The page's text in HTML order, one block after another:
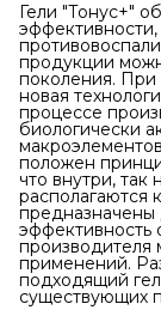
Гели "Тонус+"
продукции
поколения. При
новая
процессе
биологически
положен
что внутри, так
располагаются
предназначены
эффективность
производителя
применений.
подходящий
существующих